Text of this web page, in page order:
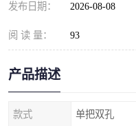
发布日期： 2026-08-08
阅 读 量： 93
产品描述
款式 单把双孔